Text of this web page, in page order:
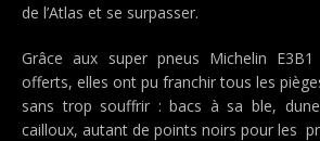
de l’Atlas et se surpasser.
Grâce aux super pneus Michelin E3B1
offerts, elles ont pu franchir tous les
sans trop souffrir : bacs à sa ble,
cailloux, autant de points noirs pour les